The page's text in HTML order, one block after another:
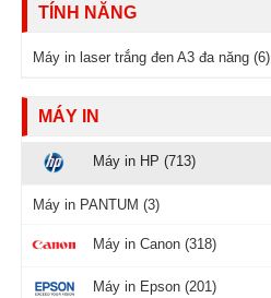
TÍNH NĂNG
Máy in laser trắng đen A3 đa năng (6)
MÁY IN
Máy in HP (713)
Máy in PANTUM (3)
Máy in Canon (318)
Máy in Epson (201)